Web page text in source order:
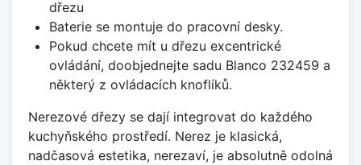
dřezu
Baterie se montuje do pracovní desky.
Pokud chcete mít u dřezu excentrické
ovládání, doobjednejte sadu Blanco 232459 a
některý z ovládacích knoflíků.
Nerezové dřezy se dají integrovat do každého
kuchyňského prostředí. Nerez je klasická,
nadčasová estetika, nerezaví, je absolutně odolná